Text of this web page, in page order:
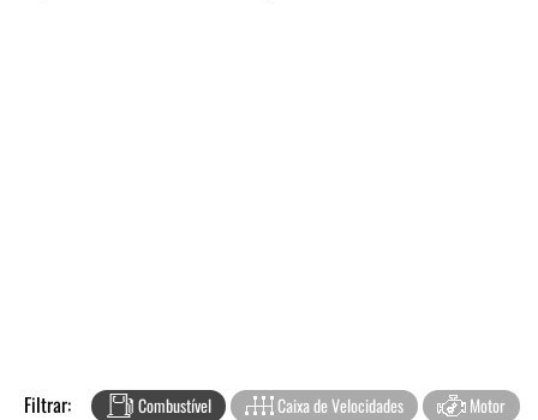
Filtrar: Combustível Caixa de Velocidades Motor